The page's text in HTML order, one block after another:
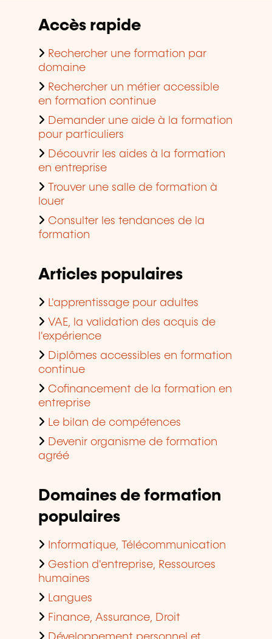
Accès rapide
Rechercher une formation par
domaine
Rechercher un métier accessible
en formation continue
Demander une aide à la formation
pour particuliers
Découvrir les aides à la formation
en entreprise
Trouver une salle de formation à
louer
Consulter les tendances de la
formation
Articles populaires
L'apprentissage pour adultes
VAE, la validation des acquis de
l'expérience
Diplômes accessibles en formation
continue
Cofinancement de la formation en
entreprise
Le bilan de compétences
Devenir organisme de formation
agréé
Domaines de formation
populaires
Informatique, Télécommunication
Gestion d'entreprise, Ressources
humaines
Langues
Finance, Assurance, Droit